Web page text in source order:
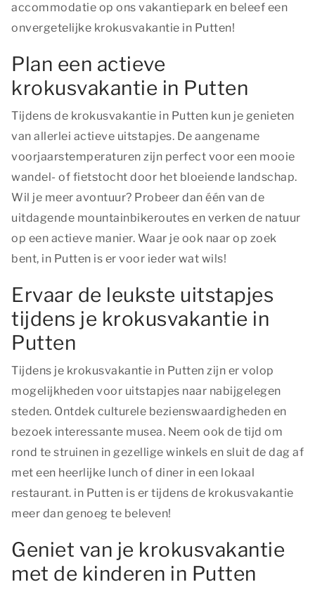
accommodatie op ons vakantiepark en beleef een
onvergetelijke krokusvakantie in Putten!
Plan een actieve
krokusvakantie in Putten
Tijdens de krokusvakantie in Putten kun je genieten
van allerlei actieve uitstapjes. De aangename
voorjaarstemperaturen zijn perfect voor een mooie
wandel- of fietstocht door het bloeiende landschap.
Wil je meer avontuur? Probeer dan één van de
uitdagende mountainbikeroutes en verken de natuur
op een actieve manier. Waar je ook naar op zoek
bent, in Putten is er voor ieder wat wils!
Ervaar de leukste uitstapjes
tijdens je krokusvakantie in
Putten
Tijdens je krokusvakantie in Putten zijn er volop
mogelijkheden voor uitstapjes naar nabijgelegen
steden. Ontdek culturele bezienswaardigheden en
bezoek interessante musea. Neem ook de tijd om
rond te struinen in gezellige winkels en sluit de dag af
met een heerlijke lunch of diner in een lokaal
restaurant. in Putten is er tijdens de krokusvakantie
meer dan genoeg te beleven!
Geniet van je krokusvakantie
met de kinderen in Putten